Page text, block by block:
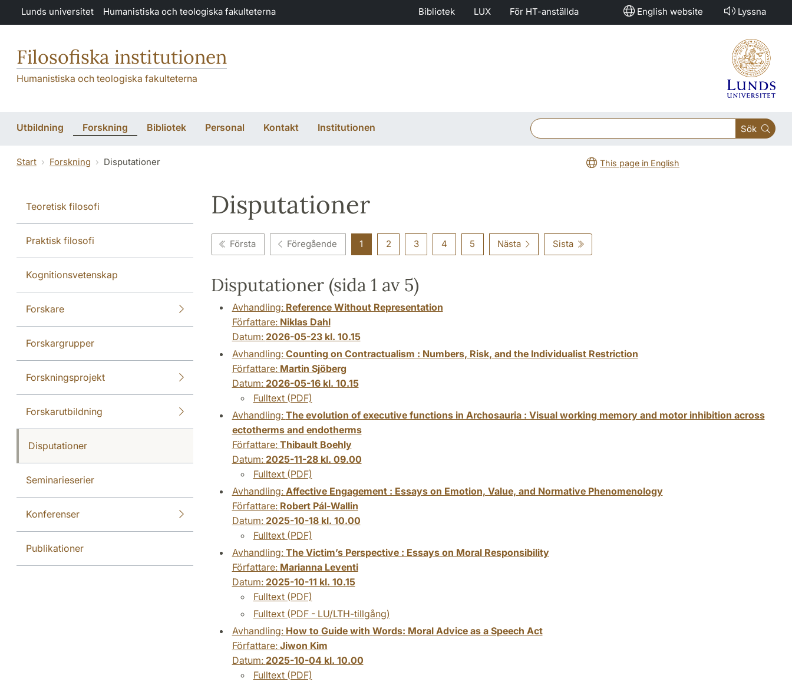
Hoppa till huvudinnehåll
Lunds universitet Humanistiska och teologiska fakulteterna Bibliotek LUX För HT-anställda English website Lyssna
Filosofiska institutionen
Humanistiska och teologiska fakulteterna
Utbildning Forskning Bibliotek Personal Kontakt Institutionen Sök
Start Forskning Disputationer This page in English
Teoretisk filosofi
Praktisk filosofi
Kognitionsvetenskap
Forskare
Forskargrupper
Forskningsprojekt
Forskarutbildning
Disputationer
Seminarieserier
Konferenser
Publikationer
Disputationer
Första Föregående 1 2 3 4 5 Nästa Sista
Disputationer (sida 1 av 5)
Avhandling: Reference Without Representation
Författare: Niklas Dahl
Datum: 2026-05-23 kl. 10.15
Avhandling: Counting on Contractualism : Numbers, Risk, and the Individualist Restriction
Författare: Martin Sjöberg
Datum: 2026-05-16 kl. 10.15
Fulltext (PDF)
Avhandling: The evolution of executive functions in Archosauria : Visual working memory and motor inhibition across
ectotherms and endotherms
Författare: Thibault Boehly
Datum: 2025-11-28 kl. 09.00
Fulltext (PDF)
Avhandling: Affective Engagement : Essays on Emotion, Value, and Normative Phenomenology
Författare: Robert Pál-Wallin
Datum: 2025-10-18 kl. 10.00
Fulltext (PDF)
Avhandling: The Victim’s Perspective : Essays on Moral Responsibility
Författare: Marianna Leventi
Datum: 2025-10-11 kl. 10.15
Fulltext (PDF)
Fulltext (PDF - LU/LTH-tillgång)
Avhandling: How to Guide with Words: Moral Advice as a Speech Act
Författare: Jiwon Kim
Datum: 2025-10-04 kl. 10.00
Fulltext (PDF)